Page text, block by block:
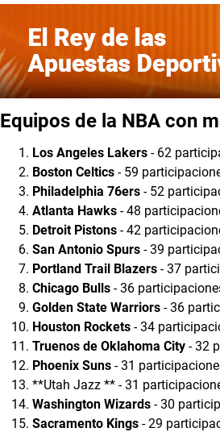
Equipos de la NBA con
Los Angeles Lakers - 62
Boston Celtics - 59
Philadelphia 76ers - 52
Atlanta Hawks - 48
Detroit Pistons - 42
San Antonio Spurs - 39
Portland Trail Blazers - 37
Chicago Bulls - 36
Golden State Warriors - 36
Houston Rockets - 34
Truenos de Oklahoma City - 32
Phoenix Suns - 31
**Utah Jazz ** - 31
Washington Wizards - 30
Sacramento Kings - 29